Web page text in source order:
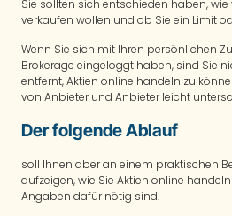
Sie sollten sich entschieden haben, wie
verkaufen wollen und ob Sie ein Limit
Wenn Sie sich mit Ihren persönlichen
Brokerage eingeloggt haben, sind Sie
entfernt, Aktien online handeln zu
von Anbieter und Anbieter leicht
Der folgende Ablauf
soll Ihnen aber an einem praktischen
aufzeigen, wie Sie Aktien online
Angaben dafür nötig sind.